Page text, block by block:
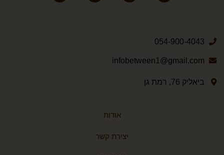
054-900-4043
infobetween1@gmail.com
ביאליק 76, רמת גן
אודות
יצירת קשר